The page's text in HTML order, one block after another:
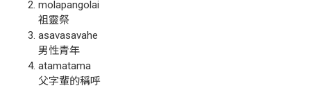
molapangolai
祖靈祭
asavasavahe
男性青年
atamatama
父字輩的稱呼